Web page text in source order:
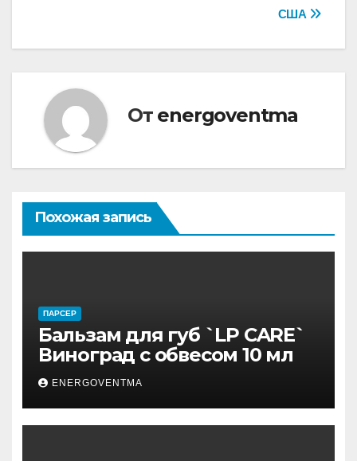
США
От energoventma
Похожая запись
ПАРСЕР
Бальзам для губ `LP CARE`
Виноград с обвесом 10 мл
ENERGOVENTMA